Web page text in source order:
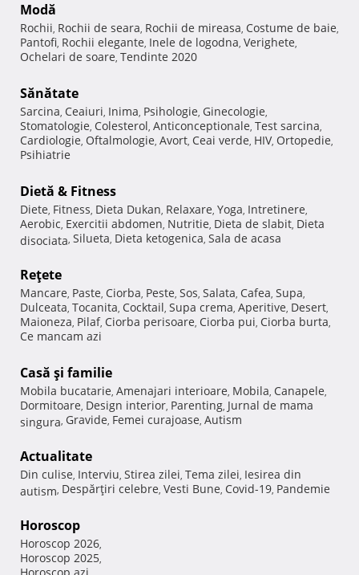
Modă
Rochii, Rochii de seara, Rochii de mireasa, Costume de baie,
Pantofi, Rochii elegante, Inele de logodna, Verighete,
Ochelari de soare, Tendinte 2020
Sănătate
Sarcina, Ceaiuri, Inima, Psihologie, Ginecologie,
Stomatologie, Colesterol, Anticonceptionale, Test sarcina,
Cardiologie, Oftalmologie, Avort, Ceai verde, HIV, Ortopedie,
Psihiatrie
Dietă & Fitness
Diete, Fitness, Dieta Dukan, Relaxare, Yoga, Intretinere,
Aerobic, Exercitii abdomen, Nutritie, Dieta de slabit, Dieta
disociata, Silueta, Dieta ketogenica, Sala de acasa
Reţete
Mancare, Paste, Ciorba, Peste, Sos, Salata, Cafea, Supa,
Dulceata, Tocanita, Cocktail, Supa crema, Aperitive, Desert,
Maioneza, Pilaf, Ciorba perisoare, Ciorba pui, Ciorba burta,
Ce mancam azi
Casă şi familie
Mobila bucatarie, Amenajari interioare, Mobila, Canapele,
Dormitoare, Design interior, Parenting, Jurnal de mama
singura, Gravide, Femei curajoase, Autism
Actualitate
Din culise, Interviu, Stirea zilei, Tema zilei, Iesirea din
autism, Despărţiri celebre, Vesti Bune, Covid-19, Pandemie
Horoscop
Horoscop 2026,
Horoscop 2025,